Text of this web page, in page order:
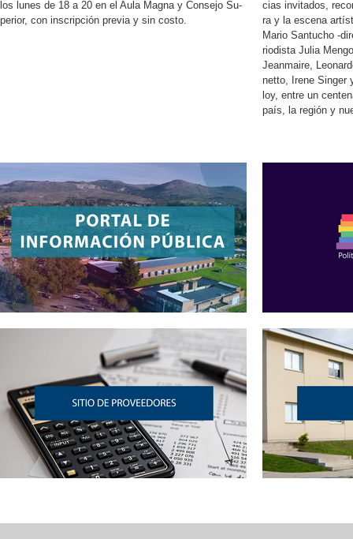
los lunes de 18 a 20 en el Aula Magna y Con­se­jo Su­
pe­rior, con ins­crip­ción pre­via y sin costo.
cias in­vi­ta­dos,
ra y la es­ce­na
Mario San­tu­cho -
rio­dis­ta Julia
Jean­mai­re,
net­to, Irene Sin­ger
loy, entre un
país, la re­gión y